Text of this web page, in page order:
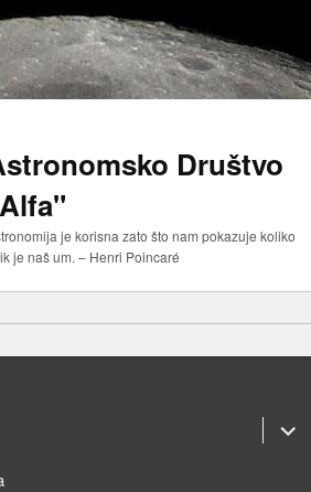
Društvo
je korisna zato što nam pokazuje koliko
je naš um. – Henri Poincaré